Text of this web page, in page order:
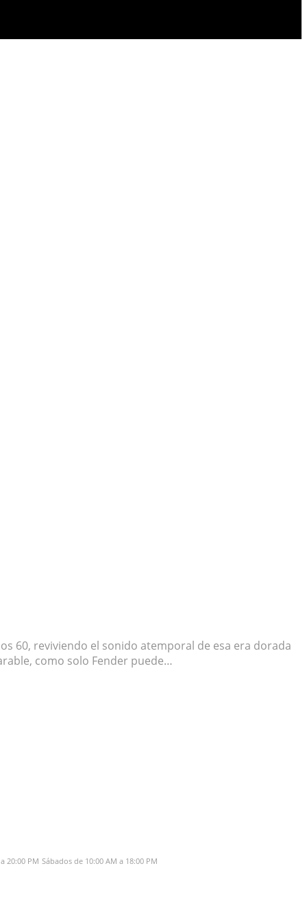
60, reviviendo el sonido atemporal de esa era dorada
como solo Fender puede…
20:00 PM Sábados de 10:00 AM a 18:00 PM